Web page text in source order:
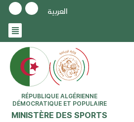
العربية
RÉPUBLIQUE ALGÉRIENNE
DÉMOCRATIQUE ET POPULAIRE
MINISTÈRE DES SPORTS